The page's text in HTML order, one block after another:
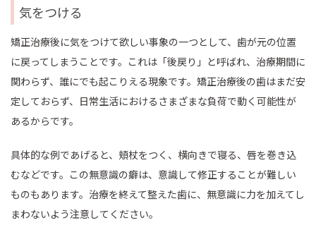
気をつける
矯正治療後に気をつけて欲しい事象の一つとして、歯が元の位置
に戻ってしまうことです。これは「後戻り」と呼ばれ、治療期間に
関わらず、誰にでも起こりえる現象です。矯正治療後の歯はまだ安
定しておらず、日常生活におけるさまざまな負荷で動く可能性が
あるからです。
具体的な例であげると、頬杖をつく、横向きで寝る、唇を巻き込
むなどです。この無意識の癖は、意識して修正することが難しい
ものもあります。治療を終えて整えた歯に、無意識に力を加えてし
まわないよう注意してください。